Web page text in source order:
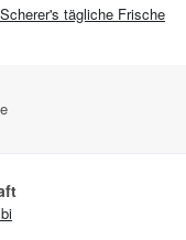
Scherer's tägliche Frische